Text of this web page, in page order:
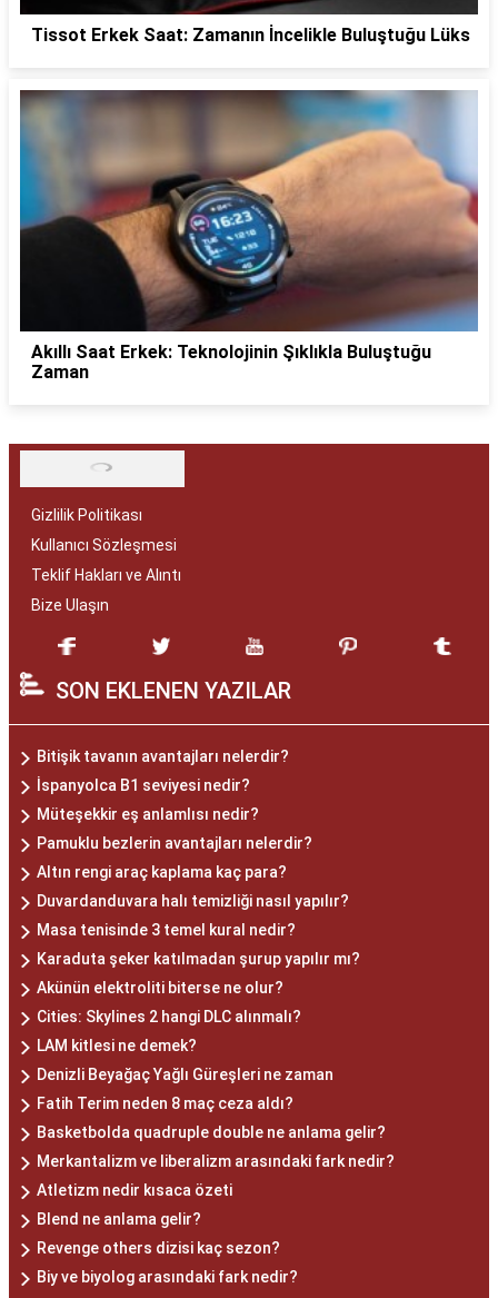
Tissot Erkek Saat: Zamanın İncelikle Buluştuğu Lüks
Akıllı Saat Erkek: Teknolojinin Şıklıkla Buluştuğu
Zaman
Gizlilik Politikası
Kullanıcı Sözleşmesi
Teklif Hakları ve Alıntı
Bize Ulaşın
SON EKLENEN YAZILAR
Bitişik tavanın avantajları nelerdir?
İspanyolca B1 seviyesi nedir?
Müteşekkir eş anlamlısı nedir?
Pamuklu bezlerin avantajları nelerdir?
Altın rengi araç kaplama kaç para?
Duvardanduvara halı temizliği nasıl yapılır?
Masa tenisinde 3 temel kural nedir?
Karaduta şeker katılmadan şurup yapılır mı?
Akünün elektroliti biterse ne olur?
Cities: Skylines 2 hangi DLC alınmalı?
LAM kitlesi ne demek?
Denizli Beyağaç Yağlı Güreşleri ne zaman
Fatih Terim neden 8 maç ceza aldı?
Basketbolda quadruple double ne anlama gelir?
Merkantalizm ve liberalizm arasındaki fark nedir?
Atletizm nedir kısaca özeti
Blend ne anlama gelir?
Revenge others dizisi kaç sezon?
Biy ve biyolog arasındaki fark nedir?